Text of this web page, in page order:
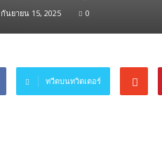
กันยายน 15, 2025 0
ทวีตบนทวิตเตอร์